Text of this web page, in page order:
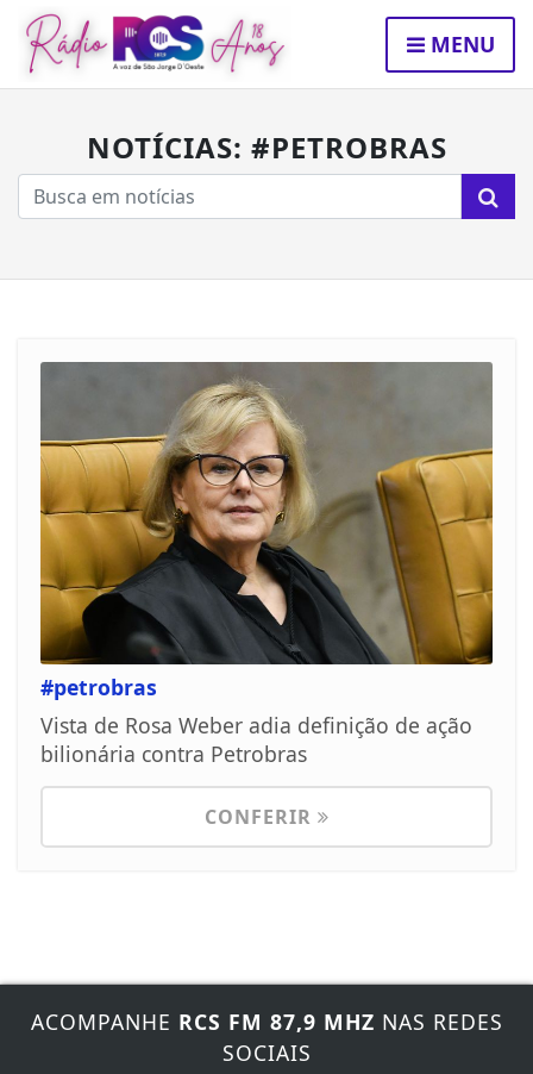
MENU
NOTÍCIAS: #PETROBRAS
#petrobras
Vista de Rosa Weber adia definição de ação
bilionária contra Petrobras
CONFERIR
ACOMPANHE RCS FM 87,9 MHZ NAS REDES
SOCIAIS